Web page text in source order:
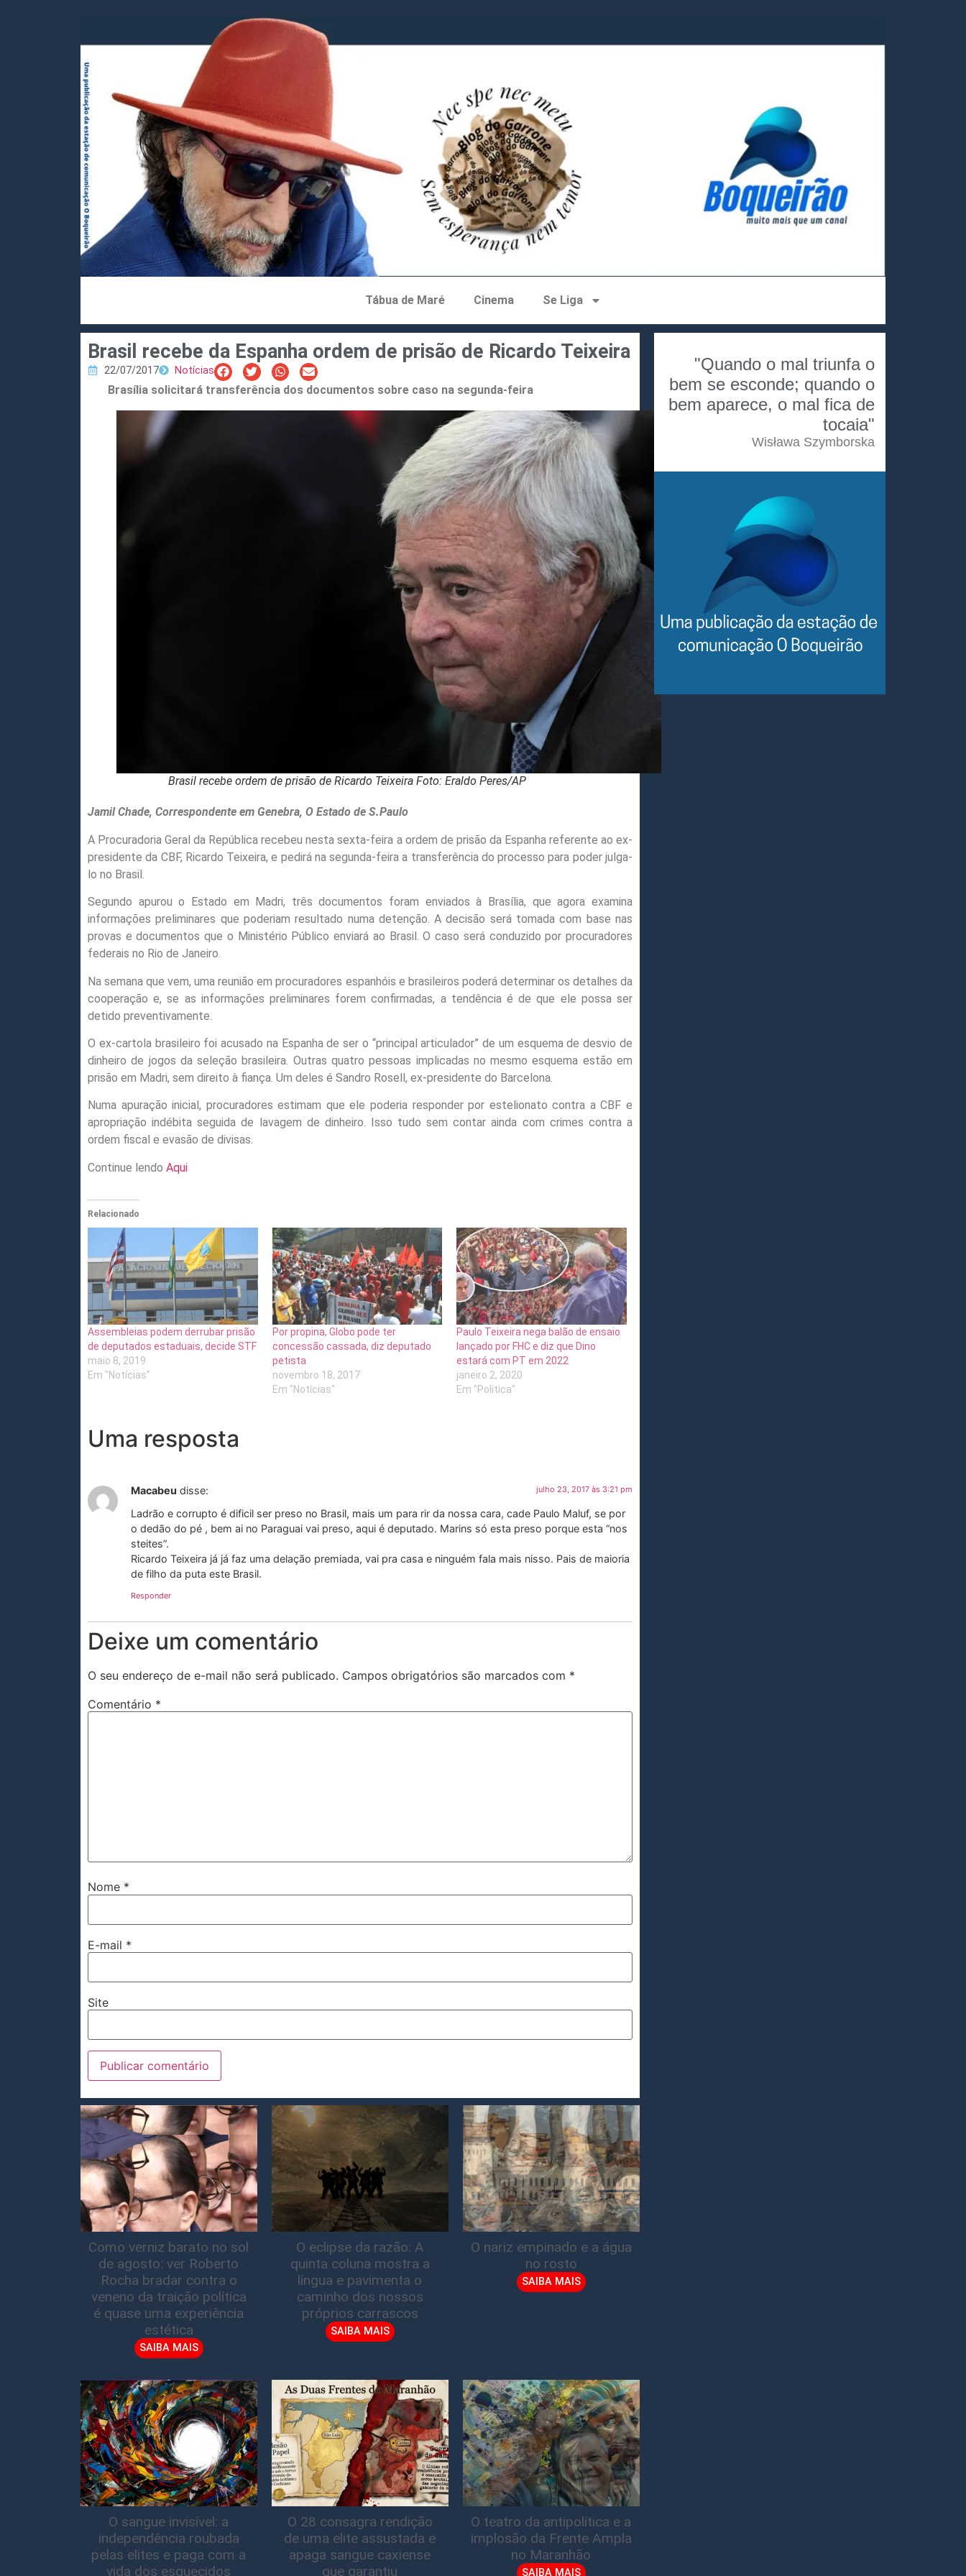
Tábua de Maré Cinema Se Liga
Brasil recebe da Espanha ordem de prisão de Ricardo Teixeira
22/07/2017 Notícias
Brasília solicitará transferência dos documentos sobre caso na segunda-feira
Brasil recebe ordem de prisão de Ricardo Teixeira Foto: Eraldo Peres/AP
Jamil Chade, Correspondente em Genebra, O Estado de S.Paulo
A Procuradoria Geral da República recebeu nesta sexta-feira a ordem de prisão da Espanha referente ao ex-
presidente da CBF, Ricardo Teixeira, e pedirá na segunda-feira a transferência do processo para poder julga-
lo no Brasil.
Segundo apurou o Estado em Madri, três documentos foram enviados à Brasília, que agora examina
informações preliminares que poderiam resultado numa detenção. A decisão será tomada com base nas
provas e documentos que o Ministério Público enviará ao Brasil. O caso será conduzido por procuradores
federais no Rio de Janeiro.
Na semana que vem, uma reunião em procuradores espanhóis e brasileiros poderá determinar os detalhes da
cooperação e, se as informações preliminares forem confirmadas, a tendência é de que ele possa ser
detido preventivamente.
O ex-cartola brasileiro foi acusado na Espanha de ser o “principal articulador” de um esquema de desvio de
dinheiro de jogos da seleção brasileira. Outras quatro pessoas implicadas no mesmo esquema estão em
prisão em Madri, sem direito à fiança. Um deles é Sandro Rosell, ex-presidente do Barcelona.
Numa apuração inicial, procuradores estimam que ele poderia responder por estelionato contra a CBF e
apropriação indébita seguida de lavagem de dinheiro. Isso tudo sem contar ainda com crimes contra a
ordem fiscal e evasão de divisas.
Continue lendo Aqui
Relacionado
Assembleias podem derrubar prisão
de deputados estaduais, decide STF
maio 8, 2019
Em "Notícias"
Por propina, Globo pode ter
concessão cassada, diz deputado
petista
novembro 18, 2017
Em "Notícias"
Paulo Teixeira nega balão de ensaio
lançado por FHC e diz que Dino
estará com PT em 2022
janeiro 2, 2020
Em "Política"
Uma resposta
Macabeu disse: julho 23, 2017 às 3:21 pm
Ladrão e corrupto é dificil ser preso no Brasil, mais um para rir da nossa cara, cade Paulo Maluf, se por
o dedão do pé , bem ai no Paraguai vai preso, aqui é deputado. Marins só esta preso porque esta “nos
steites”.
Ricardo Teixeira já já faz uma delação premiada, vai pra casa e ninguém fala mais nisso. Pais de maioria
de filho da puta este Brasil.
Responder
Deixe um comentário
O seu endereço de e-mail não será publicado. Campos obrigatórios são marcados com *
Comentário *
Nome *
E-mail *
Site
Como verniz barato no sol
de agosto: ver Roberto
Rocha bradar contra o
veneno da traição política
é quase uma experiência
estética
SAIBA MAIS
O eclipse da razão: A
quinta coluna mostra a
língua e pavimenta o
caminho dos nossos
próprios carrascos
SAIBA MAIS
O nariz empinado e a água
no rosto
SAIBA MAIS
O sangue invisível: a
independência roubada
pelas elites e paga com a
vida dos esquecidos
O 28 consagra rendição
de uma elite assustada e
apaga sangue caxiense
que garantiu
O teatro da antipolítica e a
implosão da Frente Ampla
no Maranhão
SAIBA MAIS
"Quando o mal triunfa o
bem se esconde; quando o
bem aparece, o mal fica de
tocaia"
Wisława Szymborska